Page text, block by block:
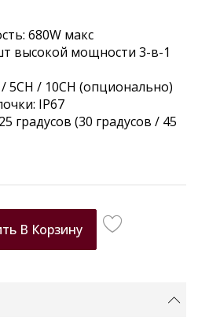
680W макс
высокой мощности 3-в-1
/ 5CH / 10CH (опционально)
IP67
градусов (30 градусов / 45
В Корзину